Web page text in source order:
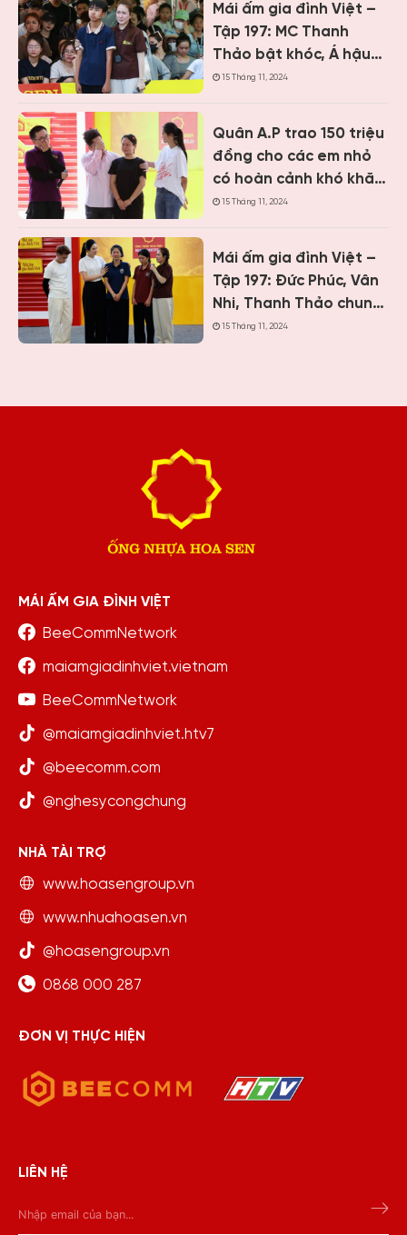
Mái ấm gia đình Việt –
Tập 197: MC Thanh
Thảo bật khóc, Á hậu
Vân Nhi và ca sĩ Nguyễn
chăm mẹ bệnh tâm
thần
15 Tháng 11, 2024
Quân A.P trao 150 triệu
đồng cho các em nhỏ
có hoàn cảnh khó khăn
khi ghi hình “Mái ấm gia
15 Tháng 11, 2024
Mái ấm gia đình Việt –
Tập 197: Đức Phúc, Vân
Nhi, Thanh Thảo chung
tay giúp hai cô bé có
15 Tháng 11, 2024
MÁI ẤM GIA ĐÌNH VIỆT
BeeCommNetwork
maiamgiadinhviet.vietnam
BeeCommNetwork
@maiamgiadinhviet.htv7
@beecomm.com
@nghesycongchung
NHÀ TÀI TRỢ
www.hoasengroup.vn
www.nhuahoasen.vn
@hoasengroup.vn
0868 000 287
ĐƠN VỊ THỰC HIỆN
LIÊN HỆ